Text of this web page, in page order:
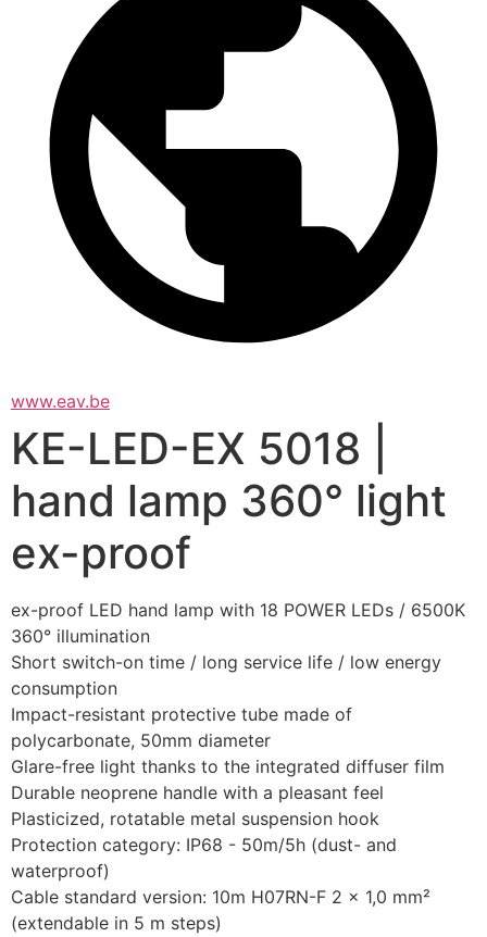
www.eav.be
KE-LED-EX 5018 |
hand lamp 360° light
ex-proof
ex-proof LED hand lamp with 18 POWER LEDs / 6500K
360° illumination
Short switch-on time / long service life / low energy
consumption
Impact-resistant protective tube made of
polycarbonate, 50mm diameter
Glare-free light thanks to the integrated diffuser film
Durable neoprene handle with a pleasant feel
Plasticized, rotatable metal suspension hook
Protection category: IP68 - 50m/5h (dust- and
waterproof)
Cable standard version: 10m H07RN-F 2 x 1,0 mm²
(extendable in 5 m steps)